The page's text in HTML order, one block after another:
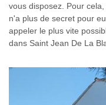
vous disposez. Pour
n'a plus de secret pour
appeler le plus vite
dans Saint Jean De La